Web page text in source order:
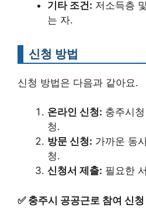
기타 조건: 저소득층
는 자.
신청 방법
신청 방법은 다음과 같아요.
온라인 신청: 충주시
청.
방문 신청: 가까운 동
청.
신청서 제출: 필요한
✅ 충주시 공공근로 참여 신